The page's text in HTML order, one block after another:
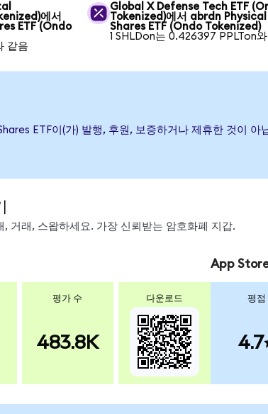
에서
ETF (Ondo
같음
Global X Defense Tech ETF
Tokenized)에서 abrdn
Shares ETF (Ondo Tokenized)
1 SHLDon는 0.426397 PPLTon
ETF이(가) 발행, 후원, 보증하거나 제휴한 것이
거래, 스왑하세요. 가장 신뢰받는 암호화폐 지갑.
평가 수
483.8K
다운로드
App
평점
4.7